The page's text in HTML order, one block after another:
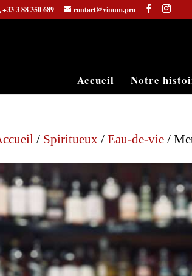
+33 3 88 350 689 contact@vinum.pro
Accueil Notre
/ Spiritueux /Eau-de-vie /